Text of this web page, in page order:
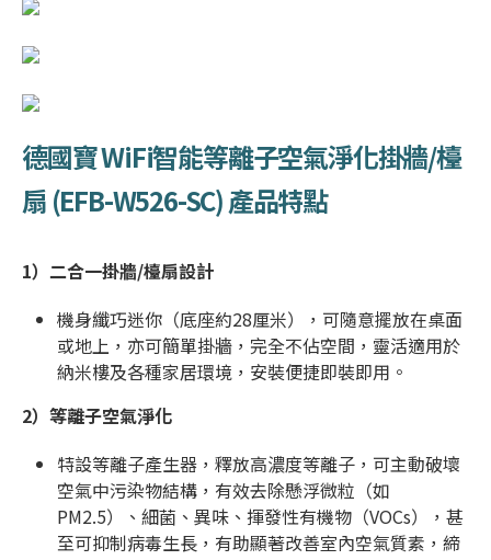
德國寶 WiFi智能等離子空氣淨化掛牆/檯
扇 (EFB-W526-SC)產品特點
1） 二合一掛牆/檯扇設計
機身纖巧迷你（底座約28厘米），可隨意擺放在桌面
或地上，亦可簡單掛牆，完全不佔空間，靈活適用於
納米樓及各種家居環境，安裝便捷即裝即用。
2） 等離子空氣淨化
特設等離子產生器，釋放高濃度等離子，可主動破壞
空氣中污染物結構，有效去除懸浮微粒（如
PM2.5）、細菌、異味、揮發性有機物（VOCs），甚
至可抑制病毒生長，有助顯著改善室內空氣質素，締